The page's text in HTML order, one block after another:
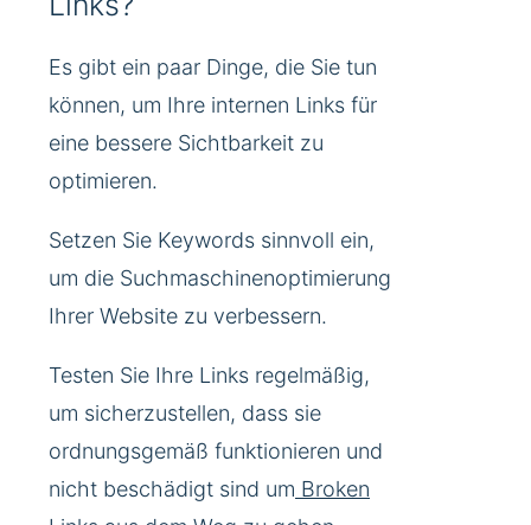
Es gibt ein paar Dinge, die Sie tun
können, um Ihre internen Links für
eine bessere Sichtbarkeit zu
optimieren.
Setzen Sie Keywords sinnvoll ein,
um die Suchmaschinenoptimierung
Ihrer Website zu verbessern.
Testen Sie Ihre Links regelmäßig,
um sicherzustellen, dass sie
ordnungsgemäß funktionieren und
nicht beschädigt sind um Broken